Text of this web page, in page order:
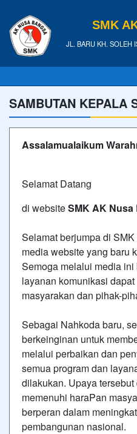
SMK
JL. BARU KH. SOLEH
SAMBUTAN KEPALA
Assalamualaikum
Selamat Datang
di websiteSMK AK Nusa
Selamat berjumpa di
media website yang baru
Semoga melalui media
layanan komunikasi
masyarakan dan pihak-
Sebagai Nahkoda baru,
berkeinginan untuk
melalui perbaikan dan
semua program dan
dilakukan. Upaya
memenuhi haraPan
berperan dalam
pembangunan nasional.